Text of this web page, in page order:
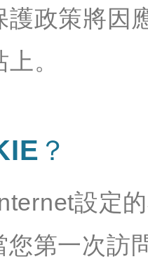
護政策將因
。
？
設定
第一次訪